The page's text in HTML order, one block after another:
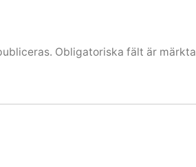
Obligatoriska fält är märkta